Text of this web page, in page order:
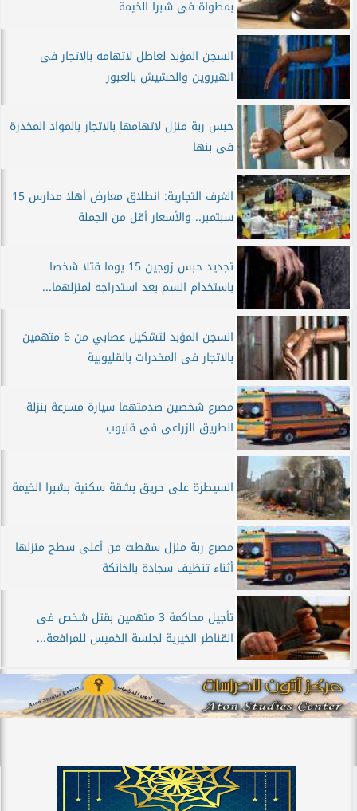
بمطواة فى شبرا الخيمة
السجن المؤبد لعاطل لاتهامه بالاتجار فى
الهيروين والحشيش بالعبور
حبس ربة منزل لاتهامها بالاتجار بالمواد المخدرة
فى بنها
الغرف التجارية: انطلاق معارض أهلا مدارس 15
سبتمبر.. والأسعار أقل من الجملة
تجديد حبس زوجين 15 يوما قتلا شخصا
باستخدام السم بعد استدراجه لمنزلهما...
السجن المؤبد لتشكيل عصابي من 6 متهمين
بالاتجار فى المخدرات بالقليوبية
مصرع شخصين صدمتهما سيارة مسرعة بنزلة
الطريق الزراعى فى قليوب
السيطرة على حريق بشقة سكنية بشبرا الخيمة
مصرع ربة منزل سقطت من أعلى سطح منزلها
أثناء تنظيف سجادة بالخانكة
تأجيل محاكمة 3 متهمين بقتل شخص فى
القناطر الخيرية لجلسة الخميس للمرافعة...